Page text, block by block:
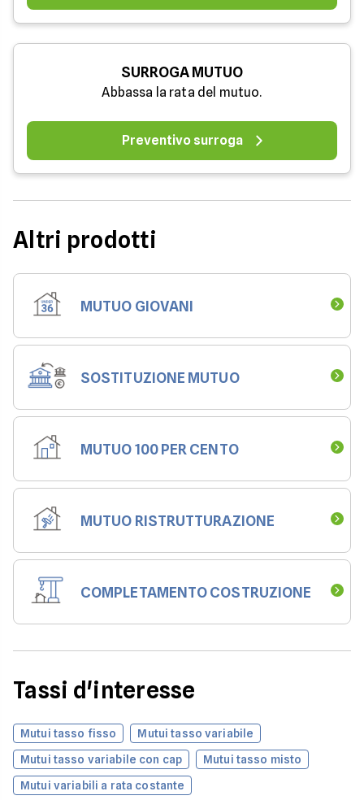
SURROGA MUTUO
Abbassa la rata del mutuo.
Preventivo surroga
Altri prodotti
MUTUO GIOVANI
SOSTITUZIONE MUTUO
MUTUO 100 PER CENTO
MUTUO RISTRUTTURAZIONE
COMPLETAMENTO COSTRUZIONE
Tassi d'interesse
Mutui tasso fisso
Mutui tasso variabile
Mutui tasso variabile con cap
Mutui tasso misto
Mutui variabili a rata costante